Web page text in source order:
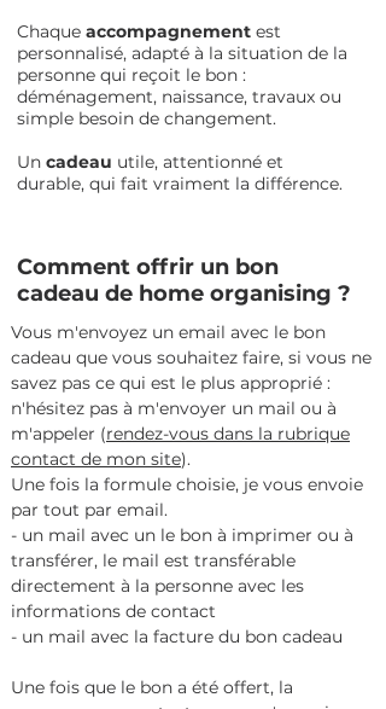
Chaque accompagnement est
personnalisé, adapté à la situation de la
personne qui reçoit le bon :
déménagement, naissance, travaux ou
simple besoin de changement.
Un cadeau utile, attentionné et
durable, qui fait vraiment la différence.
Comment offrir un bon
cadeau de home organising ?
Vous m'envoyez un email avec le bon
cadeau que vous souhaitez faire, si vous ne
savez pas ce qui est le plus approprié :
n'hésitez pas à m'envoyer un mail ou à
m'appeler (rendez-vous dans la rubrique
contact de mon site).
Une fois la formule choisie, je vous envoie
par tout par email.
- un mail avec un le bon à imprimer ou à
transférer, le mail est transférable
directement à la personne avec les
informations de contact
- un mail avec la facture du bon cadeau
Une fois que le bon a été offert, la